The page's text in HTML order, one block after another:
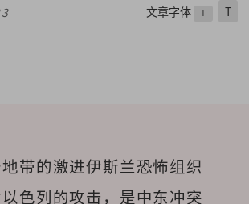
文章字体 T T
带的激进伊斯兰恐怖组织
色列的攻击，是中东冲突